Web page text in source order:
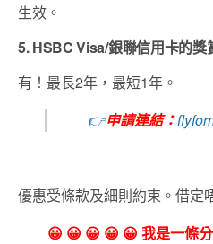
生效。
5. HSBC Visa/銀聯信用卡的獎
有！最長2年，最短1年。
👉申請連結：
優惠受條款及細則約束。借定
😀 😀 😀 😀 😀 我是一條